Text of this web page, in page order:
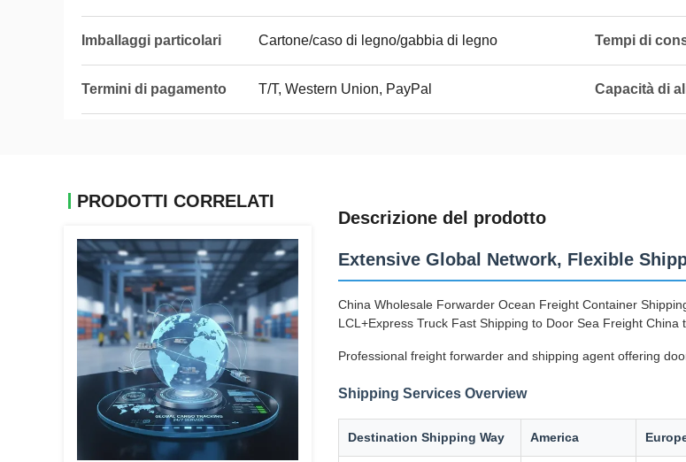
Imballaggi particolari Cartone/caso di legno/gabbia di legno Tempi di
Termini di pagamento T/T, Western Union, PayPal Capacità di
PRODOTTI CORRELATI
Descrizione del prodotto
Extensive Global Network, Flexible
China Wholesale Forwarder Ocean Freight Container
LCL+Express Truck Fast Shipping to Door Sea Freight China
Professional freight forwarder and shipping agent offering
Shipping Services Overview
Destination Shipping Way America